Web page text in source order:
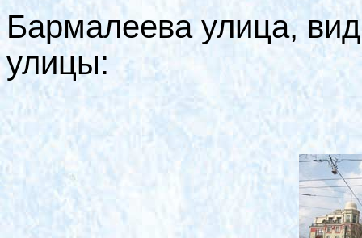
Бармалеева улица,
улицы: